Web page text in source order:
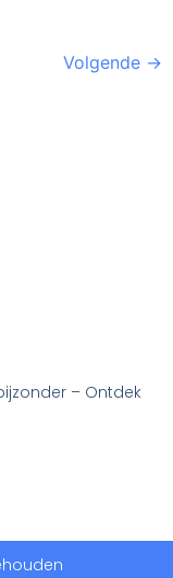
Volgende →
– Ontdek